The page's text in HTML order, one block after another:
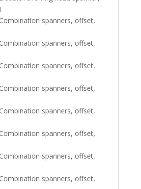
spanners, offset,
spanners, offset,
spanners, offset,
spanners, offset,
spanners, offset,
spanners, offset,
spanners, offset,
spanners, offset,